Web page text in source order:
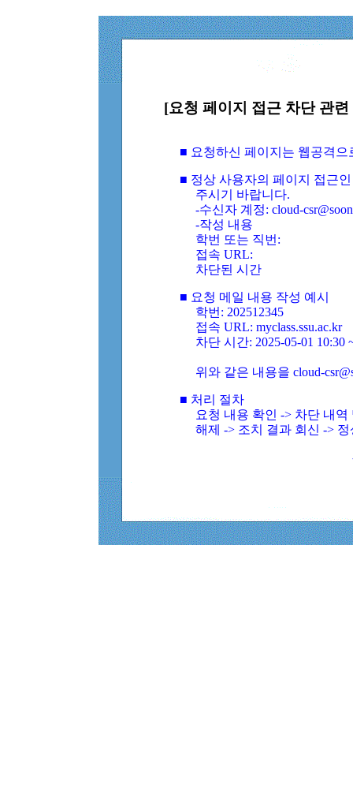
[요청 페이지 접근 차단 관
■ 요청하신 페이지는 웹공격
■ 정상 사용자의 페이지 접근
주시기 바랍니다.
-수신자 계정: cloud-
-작성 내용
학번 또는 직번:
접속 URL:
차단된 시간
■ 요청 메일 내용 작성 예시
학번: 202512345
접속 URL: myclass.ssu.ac.kr
차단 시간: 2025-05-01 10:30
위와 같은 내용을 cloud-
■ 처리 절차
요청 내용 확인 -> 차단 내
해제 -> 조치 결과 회신 ->